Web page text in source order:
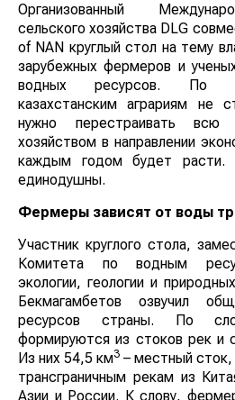
Организованный
сельского хозяйства DLG
of NAN круглый стол на тему
зарубежных фермеров и
водных ресурсов. По
казахстанским аграриям не
нужно перестраивать всю
хозяйством в направлении
каждым годом будет расти.
единодушны.
Фермеры зависят от воды
Участник круглого стола,
Комитета по водным
экологии, геологии и
Бекмагамбетов озвучил
ресурсов страны. По
формируются из стоков рек и
Из них 54,5 км3 – местный
трансграничным рекам из
Азии и России. К слову,